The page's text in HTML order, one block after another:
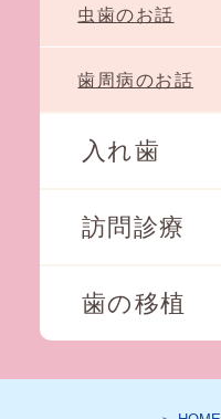
虫歯のお話
歯周病のお話
入れ歯
訪問診療
歯の移植